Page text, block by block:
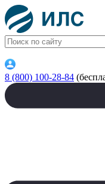
8 (800) 100-28-84